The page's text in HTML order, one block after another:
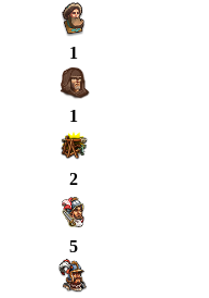
1
1
2
5